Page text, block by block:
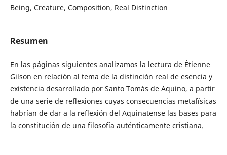
Being, Creature, Composition, Real Distinction
Resumen
En las páginas siguientes analizamos la lectura de Étienne
Gilson en relación al tema de la distinción real de esencia y
existencia desarrollado por Santo Tomás de Aquino, a partir
de una serie de reflexiones cuyas consecuencias metafísicas
habrían de dar a la reflexión del Aquinatense las bases para
la constitución de una filosofía auténticamente cristiana.